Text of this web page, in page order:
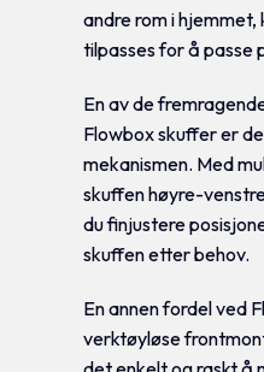
andre rom i hjemmet,
tilpasses for å passe
En av de
Flowbox skuffer er
mekanismen. Med
skuffen høyre-
du finjustere
skuffen etter behov.
En annen fordel ved
verktøyløse